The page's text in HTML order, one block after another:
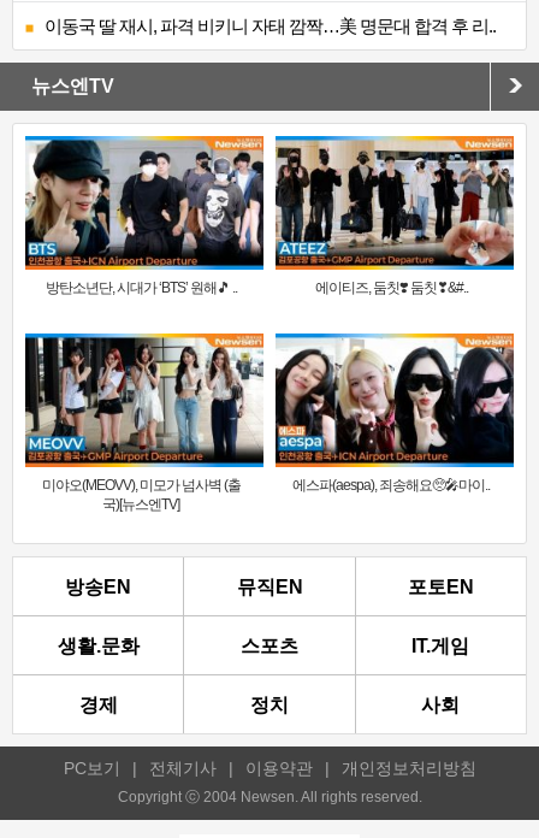
이동국 딸 재시, 파격 비키니 자태 깜짝…美 명문대 합격 후 리..
뉴스엔TV
방탄소년단, 시대가 ‘BTS’ 원해🎵 .. 에이티즈, 둠칫❣️ 둠칫❣&#..
미야오(MEOVV), 미모가 넘사벽 (출
국)[뉴스엔TV]
에스파(aespa), 죄송해요🥺🎤마이..
방송EN 뮤직EN 포토EN
생활.문화 스포츠 IT.게임
경제 정치 사회
PC보기 | 전체기사 | 이용약관 | 개인정보처리방침
Copyright ⓒ 2004 Newsen. All rights reserved.